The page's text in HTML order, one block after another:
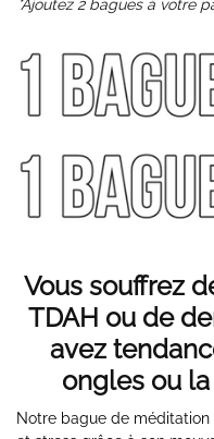
*Ajoutez 2 bagues à votre
Vous souffrez
TDAH ou de
avez
ongles ou
Notre bague de